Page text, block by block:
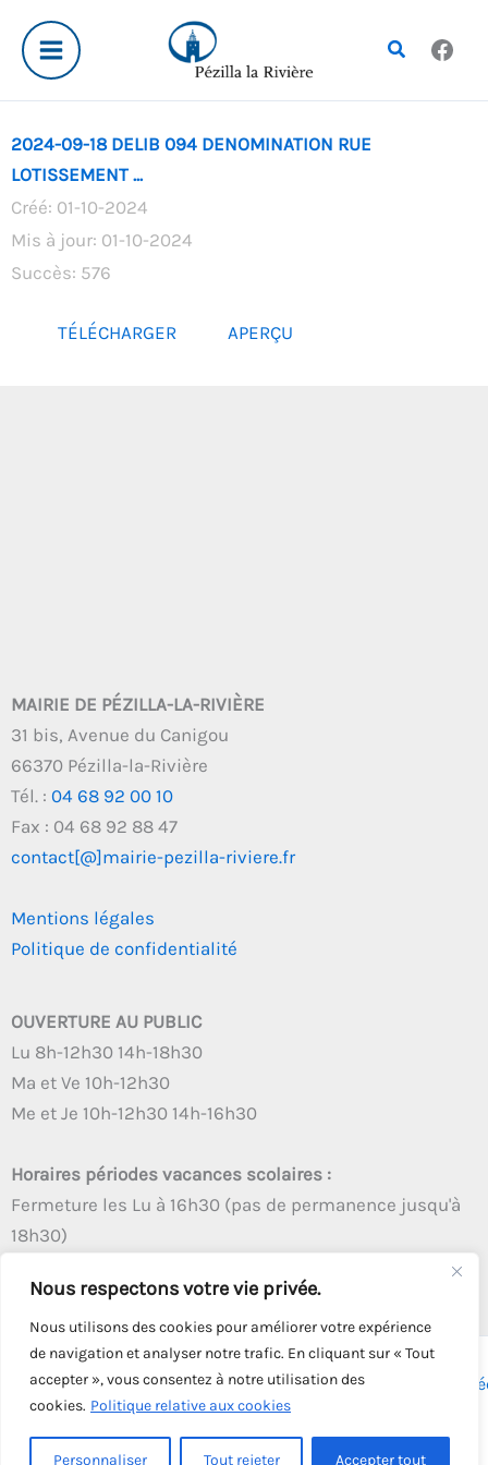
Nous respectons votre vie privée.
Nous utilisons des cookies pour améliorer votre expérience
de navigation et analyser notre trafic. En cliquant sur « Tout
accepter », vous consentez à notre utilisation des
cookies. Politique relative aux cookies
Personnaliser Tout rejeter Accepter tout
contenu
Rechercher
2024-09-18 DELIB 094 DENOMINATION RUE
LOTISSEMENT ...
Créé: 01-10-2024
Mis à jour: 01-10-2024
Succès: 576
TÉLÉCHARGER APERÇU
MAIRIE DE PÉZILLA-LA-RIVIÈRE
31 bis, Avenue du Canigou
66370 Pézilla-la-Rivière
Tél. : 04 68 92 00 10
Fax : 04 68 92 88 47
contact[@]mairie-pezilla-riviere.fr
Mentions légales
Politique de confidentialité
OUVERTURE AU PUBLIC
Lu 8h-12h30 14h-18h30
Ma et Ve 10h-12h30
Me et Je 10h-12h30 14h-16h30
Horaires périodes vacances scolaires :
Fermeture les Lu à 16h30 (pas de permanence jusqu'à
18h30)
Copyright © 2026 - Tous droits réservés - | Webmaster
Solution